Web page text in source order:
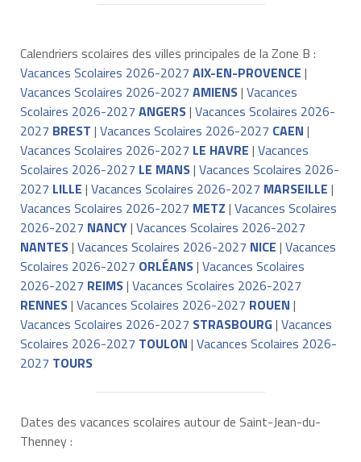
Calendriers scolaires des villes principales de la Zone B :
Vacances Scolaires 2026-2027 AIX-EN-PROVENCE |
Vacances Scolaires 2026-2027 AMIENS| Vacances
Scolaires 2026-2027 ANGERS| Vacances Scolaires 2026-
2027 BREST | Vacances Scolaires 2026-2027 CAEN |
Vacances Scolaires 2026-2027 LE HAVRE | Vacances
Scolaires 2026-2027 LE MANS| Vacances Scolaires 2026-
2027 LILLE | Vacances Scolaires 2026-2027 MARSEILLE |
Vacances Scolaires 2026-2027 METZ | Vacances Scolaires
2026-2027 NANCY| Vacances Scolaires 2026-2027
NANTES| Vacances Scolaires 2026-2027 NICE | Vacances
Scolaires 2026-2027 ORLÉANS| Vacances Scolaires
2026-2027 REIMS| Vacances Scolaires 2026-2027
RENNES| Vacances Scolaires 2026-2027 ROUEN |
Vacances Scolaires 2026-2027 STRASBOURG| Vacances
Scolaires 2026-2027 TOULON | Vacances Scolaires 2026-
2027 TOURS
Dates des vacances scolaires autour de Saint-Jean-du-
Thenney :